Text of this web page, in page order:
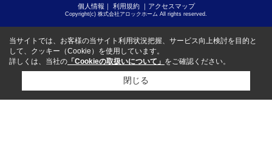
個人情報 利用規約｜ アクセスマップ
Copyright(c) 株式会社アロックホーム All rights reserved.
当サイトでは、お客様の当サイト利用状況把握、サービス向上検討を目的と
して、クッキー（Cookie）を使用しています。
詳しくは、当社の 「Cookieの取扱いについて」 をご確認ください。
閉じる